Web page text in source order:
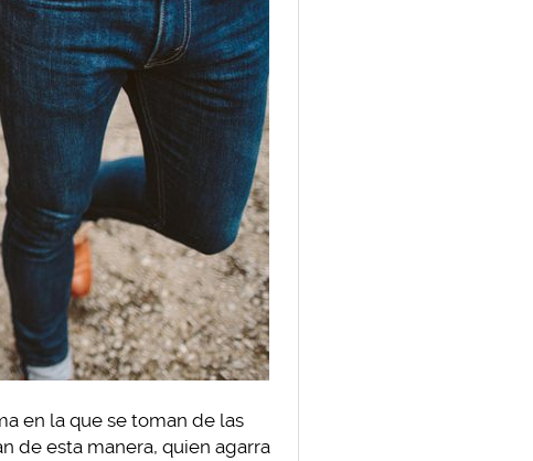
en la que se toman de las
de esta manera, quien agarra